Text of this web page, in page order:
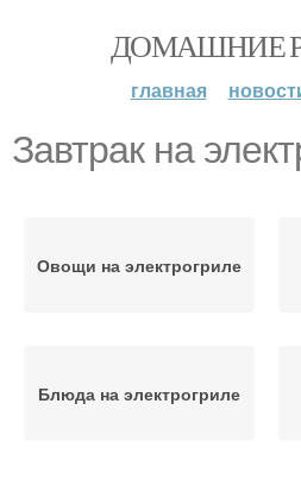
ДОМАШНИЕ
главная
Завтрак на
Овощи на электрогриле
Блюда на электрогриле